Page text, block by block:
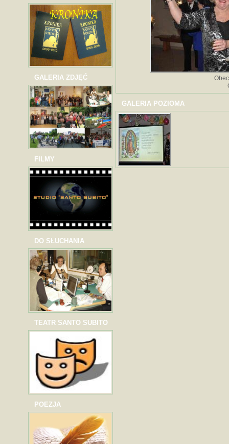
GALERIA ZDJĘĆ
FILMY
DO SŁUCHANIA
TEATR SANTO SUBITO
POEZJA
GALERIA POZIOMA